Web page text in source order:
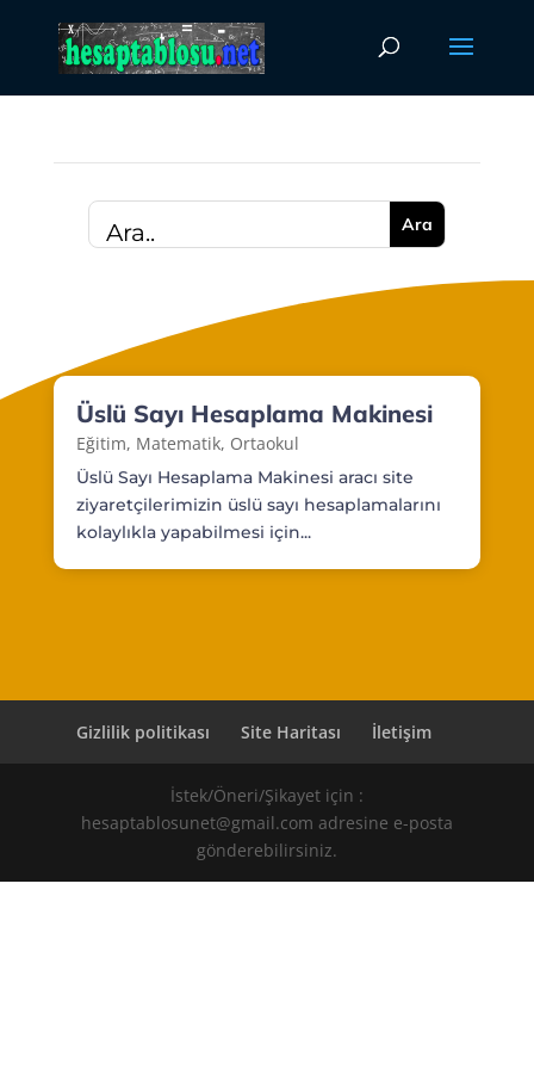
Üslü Sayı Hesaplama Makinesi
Eğitim, Matematik, Ortaokul
Üslü Sayı Hesaplama Makinesi aracı site
ziyaretçilerimizin üslü sayı hesaplamalarını
kolaylıkla yapabilmesi için...
Gizlilik politikası Site Haritası İletişim
İstek/Öneri/Şikayet için :
hesaptablosunet@gmail.com adresine e-posta
gönderebilirsiniz.